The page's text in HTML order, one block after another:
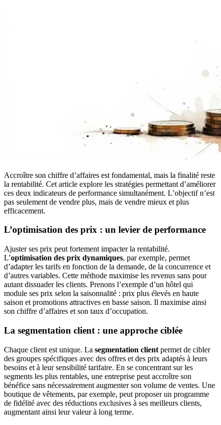
Accroître son chiffre d’affaires est fondamental, mais la finalité reste
la rentabilité. Cet article explore les stratégies permettant d’améliorer
ces deux indicateurs de performance simultanément. L’objectif n’est
pas seulement de vendre plus, mais de vendre mieux et plus
efficacement.
L’optimisation des prix : un levier de performance
Ajuster ses prix peut fortement impacter la rentabilité.
L’optimisation des prix dynamiques, par exemple, permet
d’adapter les tarifs en fonction de la demande, de la concurrence et
d’autres variables. Cette méthode maximise les revenus sans pour
autant dissuader les clients. Prenons l’exemple d’un hôtel qui
module ses prix selon la saisonnalité : prix plus élevés en haute
saison et promotions attractives en basse saison. Il maximise ainsi
son chiffre d’affaires et son taux d’occupation.
La segmentation client : une approche ciblée
Chaque client est unique. La segmentation client permet de cibler
des groupes spécifiques avec des offres et des prix adaptés à leurs
besoins et à leur sensibilité tarifaire. En se concentrant sur les
segments les plus rentables, une entreprise peut accroître son
bénéfice sans nécessairement augmenter son volume de ventes. Une
boutique de vêtements, par exemple, peut proposer un programme
de fidélité avec des réductions exclusives à ses meilleurs clients,
augmentant ainsi leur valeur à long terme.